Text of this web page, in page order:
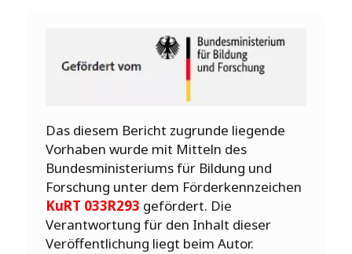
Das diesem Bericht zugrunde liegende
Vorhaben wurde mit Mitteln des
Bundesministeriums für Bildung und
Forschung unter dem Förderkennzeichen
KuRT 033R293 gefördert. Die
Verantwortung für den Inhalt dieser
Veröffentlichung liegt beim Autor.